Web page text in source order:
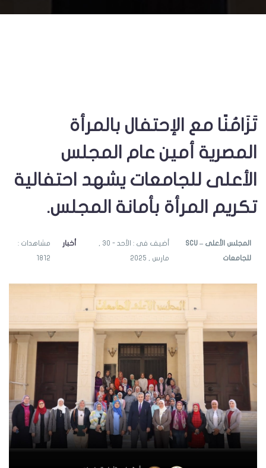
تَزَامُنًا مع الإحتفال بالمرأة
المصرية أمين عام المجلس
الأعلى للجامعات يشهد احتفالية
تكريم المرأة بأمانة المجلس.
SCU – المجلس الأعلى
للجامعات مارس , 2025
أخبار مشاهدات :
1812